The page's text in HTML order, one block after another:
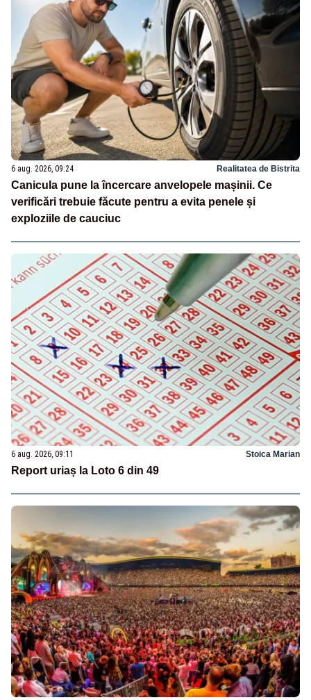
6 aug. 2026, 09:24 Realitatea de Bistrita
Canicula pune la încercare anvelopele mașinii. Ce
verificări trebuie făcute pentru a evita penele și
exploziile de cauciuc
6 aug. 2026, 09:11 Stoica Marian
Report uriaș la Loto 6 din 49